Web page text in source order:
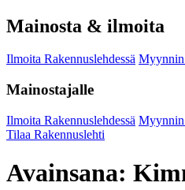
Mainosta & ilmoita
Ilmoita Rakennuslehdessä Myynnin
Mainostajalle
Ilmoita Rakennuslehdessä Myynnin
Tilaa Rakennuslehti
Avainsana: